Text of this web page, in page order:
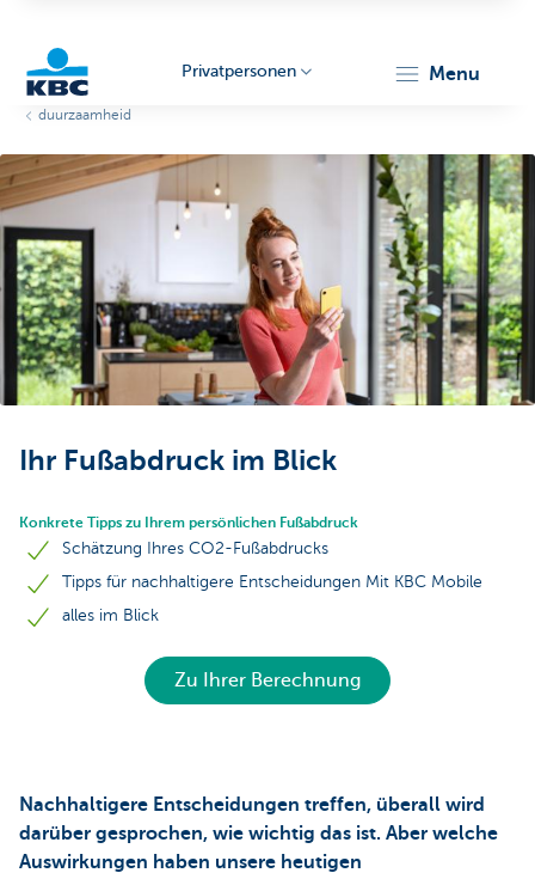
Particulieren
Privatpersonen menu
duurzaamheid
Ihr Fußabdruck im Blick
Konkrete Tipps zu Ihrem persönlichen Fußabdruck
Schätzung Ihres CO2-Fußabdrucks
Tipps für nachhaltigere Entscheidungen Mit KBC Mobile
alles im Blick
Zu Ihrer Berechnung
Nachhaltigere Entscheidungen treffen, überall wird
darüber gesprochen, wie wichtig das ist. Aber welche
Auswirkungen haben unsere heutigen